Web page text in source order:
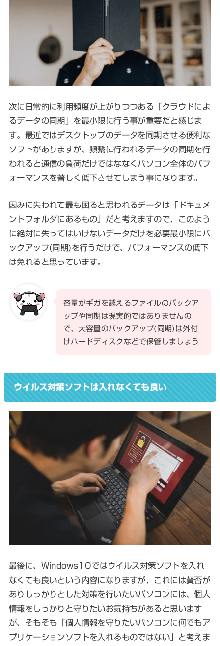
次に日常的に利用頻度が上がりつつある「クラウドによ
るデータの同期」を最小限に行う事が重要だと感じま
す。最近ではデスクトップのデータを同期させる便利な
ソフトがありますが、頻繫に行われるデータの同期を行
われると通信の負荷だけではななくパソコン全体のパフ
ォーマンスを著しく低下させてしまう事になります。
因みに失われて最も困ると思われるデータは「ドキュメ
ントフォルダにあるもの」だと考えますので、このよう
に絶対に失ってはいけないデータだけを必要最小限にバ
ックアップ(同期)を行うだけで、パフォーマンスの低下
は免れると思っています。
容量がギガを越えるファイルのバックア
ップや同期は現実的ではありませんの
で、大容量のバックアップ(同期)は外付
けハードディスクなどで保管しましょう
ウイルス対策ソフトは入れなくても良い
最後に、Windows10ではウイルス対策ソフトを入れ
なくても良いという内容になりますが、これには賛否が
ありしっかりとした対策を行いたいパソコンには、個人
情報をしっかりと守りたいお気持ちがあると思います
が、そもそも「個人情報を守りたいパソコンに何でもア
プリケーションソフトを入れるものではない」と考えま